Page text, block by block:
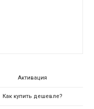
Активация
Как купить дешевле?